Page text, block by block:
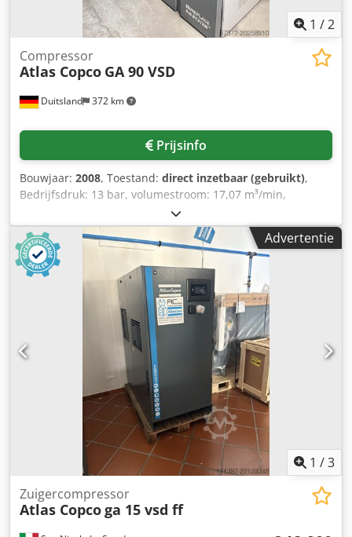
1 /2
Duitsland 372 km
Compressor
Atlas Copco GA 90 VSD
Prijsinfo
Bouwjaar: 2008, Toestand: direct inzetbaar (gebruikt),
Bedrijfsdruk: 13 bar, volumestroom: 17,07 m³/min,
motorvermogen: 90 kW, motortoerental: 3480 t/min,
gewicht: ca. 1750 kg. De frequentieomvormer van de
machine is defect. Bezichtigen op locatie is mogelijk.
Csdpfsxmkc Tjx Ac Hjrf
Advertentie
1 /3
Zuigercompressor
Atlas Copcoga 15 vsd ff